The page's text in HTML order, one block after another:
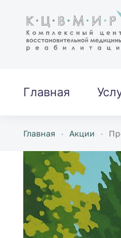
Перейти к
Главная
Главная Акции